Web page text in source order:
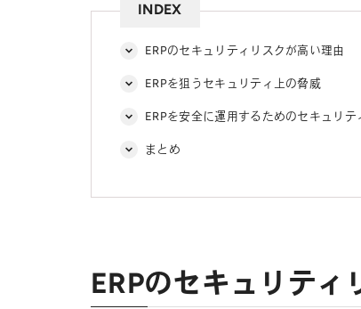
INDEX
ERPのセキュリティリスクが高い理由
ERPを狙うセキュリティ上の脅威
ERPを安全に運用するためのセキュリテ
まとめ
ERPのセキュリティ